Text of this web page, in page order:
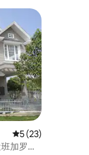
平均评分 5 分（满
5 (23)
加罗尔